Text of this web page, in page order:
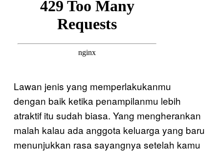
Lawan jenis yang memperlakukanmu
dengan baik ketika penampilanmu lebih
atraktif itu sudah biasa. Yang mengherankan
malah kalau ada anggota keluarga yang baru
menunjukkan rasa sayangnya setelah kamu